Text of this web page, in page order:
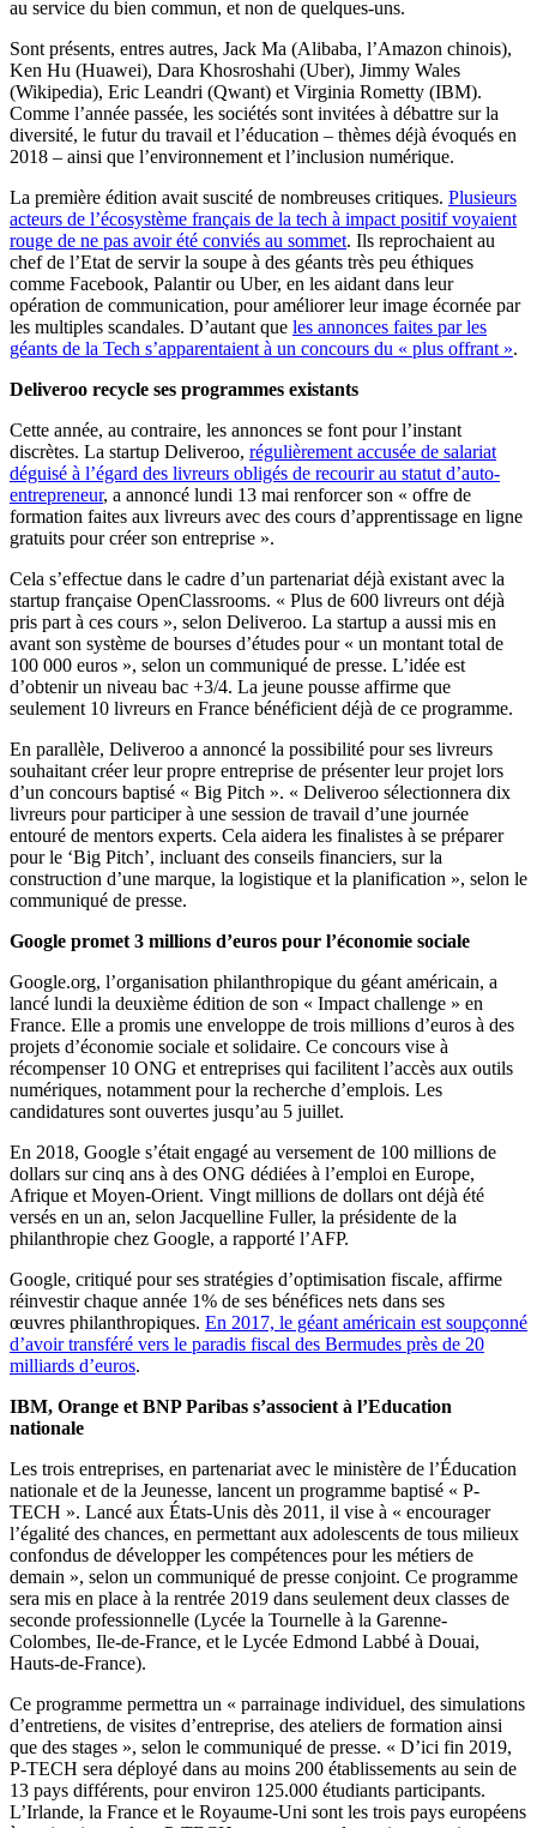
au service du bien commun, et non de quelques-uns.
Sont présents, entres autres, Jack Ma (Alibaba, l’Amazon chinois),
Ken Hu (Huawei), Dara Khosroshahi (Uber), Jimmy Wales
(Wikipedia), Eric Leandri (Qwant) et Virginia Rometty (IBM).
Comme l’année passée, les sociétés sont invitées à débattre sur la
diversité, le futur du travail et l’éducation – thèmes déjà évoqués en
2018 – ainsi que l’environnement et l’inclusion numérique.
La première édition avait suscité de nombreuses critiques. Plusieurs
acteurs de l’écosystème français de la tech à impact positif voyaient
rouge de ne pas avoir été conviés au sommet. Ils reprochaient au
chef de l’Etat de servir la soupe à des géants très peu éthiques
comme Facebook, Palantir ou Uber, en les aidant dans leur
opération de communication, pour améliorer leur image écornée par
les multiples scandales. D’autant que les annonces faites par les
géants de la Tech s’apparentaient à un concours du « plus offrant ».
Deliveroo recycle ses programmes existants
Cette année, au contraire, les annonces se font pour l’instant
discrètes. La startup Deliveroo, régulièrement accusée de salariat
déguisé à l’égard des livreurs obligés de recourir au statut d’auto-
entrepreneur, a annoncé lundi 13 mai renforcer son « offre de
formation faites aux livreurs avec des cours d’apprentissage en ligne
gratuits pour créer son entreprise ».
Cela s’effectue dans le cadre d’un partenariat déjà existant avec la
startup française OpenClassrooms. « Plus de 600 livreurs ont déjà
pris part à ces cours », selon Deliveroo. La startup a aussi mis en
avant son système de bourses d’études pour « un montant total de
100 000 euros », selon un communiqué de presse. L’idée est
d’obtenir un niveau bac +3/4. La jeune pousse affirme que
seulement 10 livreurs en France bénéficient déjà de ce programme.
En parallèle, Deliveroo a annoncé la possibilité pour ses livreurs
souhaitant créer leur propre entreprise de présenter leur projet lors
d’un concours baptisé « Big Pitch ». « Deliveroo sélectionnera dix
livreurs pour participer à une session de travail d’une journée
entouré de mentors experts. Cela aidera les finalistes à se préparer
pour le ‘Big Pitch’, incluant des conseils financiers, sur la
construction d’une marque, la logistique et la planification », selon le
communiqué de presse.
Google promet 3 millions d’euros pour l’économie sociale
Google.org, l’organisation philanthropique du géant américain, a
lancé lundi la deuxième édition de son « Impact challenge » en
France. Elle a promis une enveloppe de trois millions d’euros à des
projets d’économie sociale et solidaire. Ce concours vise à
récompenser 10 ONG et entreprises qui facilitent l’accès aux outils
numériques, notamment pour la recherche d’emplois. Les
candidatures sont ouvertes jusqu’au 5 juillet.
En 2018, Google s’était engagé au versement de 100 millions de
dollars sur cinq ans à des ONG dédiées à l’emploi en Europe,
Afrique et Moyen-Orient. Vingt millions de dollars ont déjà été
versés en un an, selon Jacquelline Fuller, la présidente de la
philanthropie chez Google, a rapporté l’AFP.
Google, critiqué pour ses stratégies d’optimisation fiscale, affirme
réinvestir chaque année 1% de ses bénéfices nets dans ses
œuvres philanthropiques. En 2017, le géant américain est soupçonné
d’avoir transféré vers le paradis fiscal des Bermudes près de 20
milliards d’euros.
IBM, Orange et BNP Paribas s’associent à l’Education
nationale
Les trois entreprises, en partenariat avec le ministère de l’Éducation
nationale et de la Jeunesse, lancent un programme baptisé « P-
TECH ». Lancé aux États-Unis dès 2011, il vise à « encourager
l’égalité des chances, en permettant aux adolescents de tous milieux
confondus de développer les compétences pour les métiers de
demain », selon un communiqué de presse conjoint. Ce programme
sera mis en place à la rentrée 2019 dans seulement deux classes de
seconde professionnelle (Lycée la Tournelle à la Garenne-
Colombes, Ile-de-France, et le Lycée Edmond Labbé à Douai,
Hauts-de-France).
Ce programme permettra un « parrainage individuel, des simulations
d’entretiens, de visites d’entreprise, des ateliers de formation ainsi
que des stages », selon le communiqué de presse. « D’ici fin 2019,
P-TECH sera déployé dans au moins 200 établissements au sein de
13 pays différents, pour environ 125.000 étudiants participants.
L’Irlande, la France et le Royaume-Uni sont les trois pays européens